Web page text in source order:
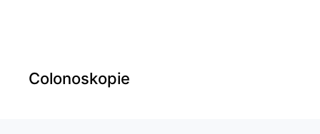
Colonoskopie